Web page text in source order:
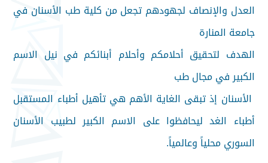
العدل والإنصاف لجهودهم تجعل من كلية طب الأسنان في
جامعة المنارة
الهدف لتحقيق أحلامكم وأحلام أبنائكم في نيل الاسم
الكبير في مجال طب
الأسنان إذ تبقى الغاية الأهم هي تأهيل أطباء المستقبل
أطباء الغد ليحافظوا على الاسم الكبير لطبيب الأسنان
السوري محلياً وعالمياً.